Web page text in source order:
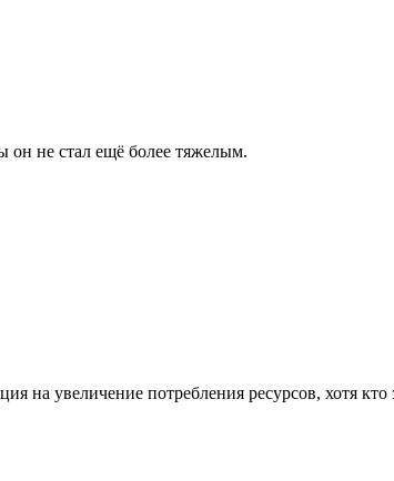
он не стал ещё более тяжелым.
на увеличение потребления ресурсов, хотя